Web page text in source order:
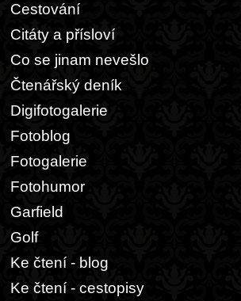
Cestování
Citáty a přísloví
Co se jinam nevešlo
Čtenářský deník
Digifotogalerie
Fotoblog
Fotogalerie
Fotohumor
Garfield
Golf
Ke čtení - blog
Ke čtení - cestopisy